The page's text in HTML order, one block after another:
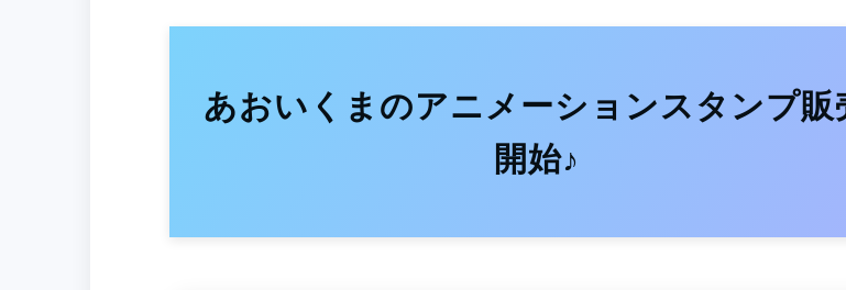
あおいくまのアニメーションスタンプ販
開始♪